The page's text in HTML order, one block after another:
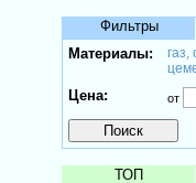
Фильтры
Материалы:
газ,
Цена: от
ТОП